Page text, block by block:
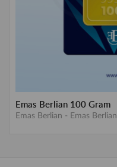
Emas Berlian 100 Gram
Emas Berlian - Emas Berlian